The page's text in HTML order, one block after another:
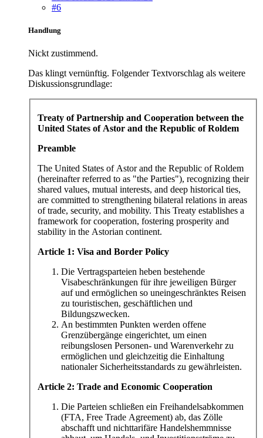
#6
Handlung
Nickt zustimmend.
Das klingt vernünftig. Folgender Textvorschlag als weitere
Diskussionsgrundlage:
Treaty of Partnership and Cooperation between the
United States of Astor and the Republic of Roldem
Preamble
The United States of Astor and the Republic of Roldem
(hereinafter referred to as "the Parties"), recognizing their
shared values, mutual interests, and deep historical ties,
are committed to strengthening bilateral relations in areas
of trade, security, and mobility. This Treaty establishes a
framework for cooperation, fostering prosperity and
stability in the Astorian continent.
Article 1: Visa and Border Policy
Die Vertragsparteien heben bestehende
Visabeschränkungen für ihre jeweiligen Bürger
auf und ermöglichen so uneingeschränktes Reisen
zu touristischen, geschäftlichen und
Bildungszwecken.
An bestimmten Punkten werden offene
Grenzübergänge eingerichtet, um einen
reibungslosen Personen- und Warenverkehr zu
ermöglichen und gleichzeitig die Einhaltung
nationaler Sicherheitsstandards zu gewährleisten.
Article 2: Trade and Economic Cooperation
Die Parteien schließen ein Freihandelsabkommen
(FTA, Free Trade Agreement) ab, das Zölle
abschafft und nichttarifäre Handelshemmnisse